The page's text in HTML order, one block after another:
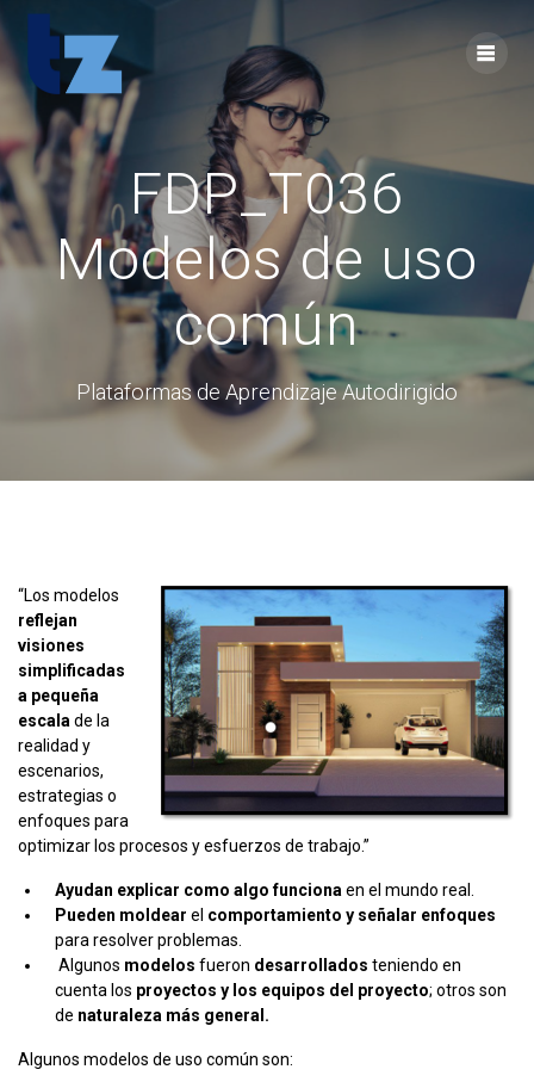
content
FDP_T036
Modelos de uso
común
Plataformas de Aprendizaje Autodirigido
“Los modelos
reflejan
visiones
simplificadas
a pequeña
escala de la
realidad y
escenarios,
estrategias o
enfoques para
optimizar los procesos y esfuerzos de trabajo.”
Ayudan explicar como algo funciona en el mundo real.
Pueden moldear el comportamiento y señalar enfoques
para resolver problemas.
Algunos modelos fueron desarrollados teniendo en
cuenta los proyectos y los equipos del proyecto; otros son
de naturaleza más general.
Algunos modelos de uso común son: